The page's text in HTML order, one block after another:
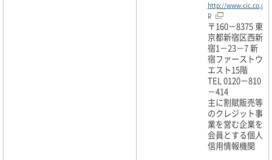
http://www.cic.co.j
p
〒160－8375 東
京都新宿区西新
宿1－23－7 新
宿ファーストウ
エスト15階
TEL 0120－810
－414
主に割賦販売等
のクレジット事
業を営む企業を
会員とする個人
信用情報機関